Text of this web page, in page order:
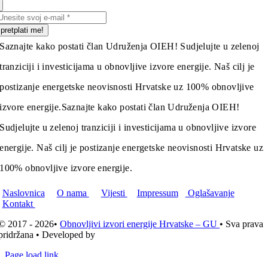
pretplati me!
Saznajte kako postati član Udruženja OIEH! Sudjelujte u zelenoj
tranziciji i investicijama u obnovljive izvore energije. Naš cilj je
postizanje energetske neovisnosti Hrvatske uz 100% obnovljive
izvore energije.Saznajte kako postati član Udruženja OIEH!
Sudjelujte u zelenoj tranziciji i investicijama u obnovljive izvore
energije. Naš cilj je postizanje energetske neovisnosti Hrvatske uz
100% obnovljive izvore energije.
Naslovnica O nama Vijesti Impressum
Oglašavanje
Kontakt
2017 - 2026•Obnovljivi izvori energije Hrvatske – GU • Sva prava
• Developed by